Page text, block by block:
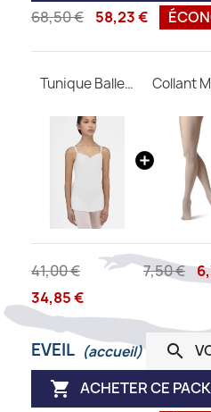
68,50 €
58,23 €
Tunique Ballerine WEAR MOI
41,00 €
34,85 €
7,50 €
EVEIL (accueil) 
 ACHETER CE PACK